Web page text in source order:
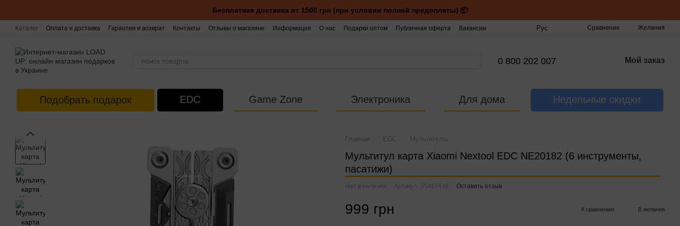
Бесплатная доставка от 1500 грн (при условии полной предоплаты) 📦
Каталог Оплата и доставка Гарантия и возврат Контакты Отзывы о магазине Информация О нас Подарки оптом Публичная оферта Вакансии Рус Сравнение Желания
0 800 202 007 Мой заказ
Подобрать подарок EDC Game Zone Электроника Для дома Недельные скидки
Главная EDC Мультитулы
Мультитул карта Xiaomi Nextool EDC NE20182 (6 инструменты,
пасатижи)
Нет в наличии Артикул: 35467448 Оставить отзыв
999 грн К сравнению В желания